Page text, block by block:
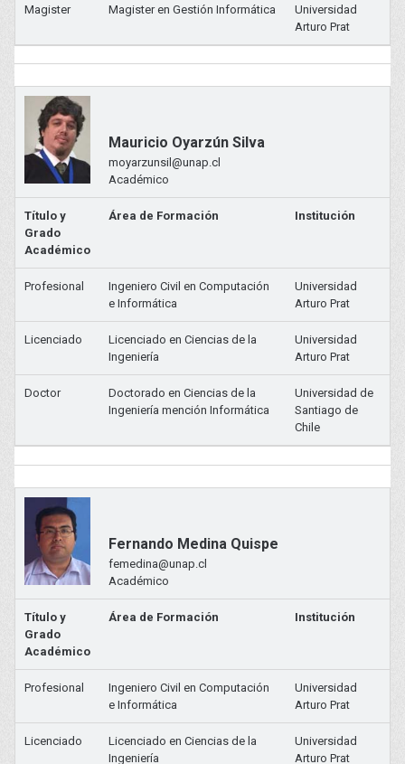
Magister Magister en Gestión Informática
Universidad
Arturo Prat
Mauricio Oyarzún Silva
moyarzunsil@unap.cl
Académico
Título y
Grado
Académico
Área de Formación Institución
Profesional
Ingeniero Civil en Computación
e Informática
Universidad
Arturo Prat
Licenciado
Licenciado en Ciencias de la
Ingeniería
Universidad
Arturo Prat
Doctor
Doctorado en Ciencias de la
Ingeniería mención Informática
Universidad de
Santiago de
Chile
Fernando Medina Quispe
femedina@unap.cl
Académico
Título y
Grado
Académico
Área de Formación Institución
Profesional
Ingeniero Civil en Computación
e Informática
Universidad
Arturo Prat
Licenciado
Licenciado en Ciencias de la
Ingeniería
Universidad
Arturo Prat